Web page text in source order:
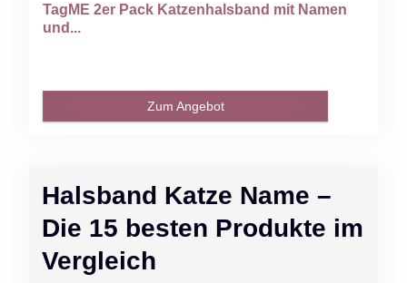
Halsband Katze Name –
Die 15 besten Produkte im
Vergleich
TagME 2er Pack Katzenhalsband mit Namen
und...
Zum Angebot